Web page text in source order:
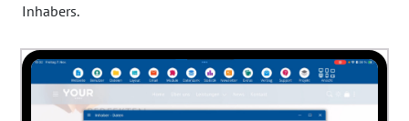
Inhabers.